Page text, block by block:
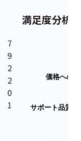
7
9
2
2
0
1
満足度分析